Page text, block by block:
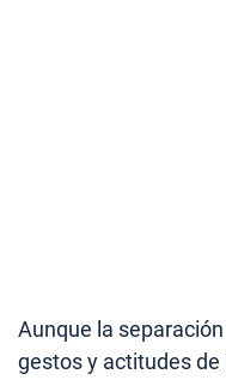
Aunque la
gestos y actitudes de